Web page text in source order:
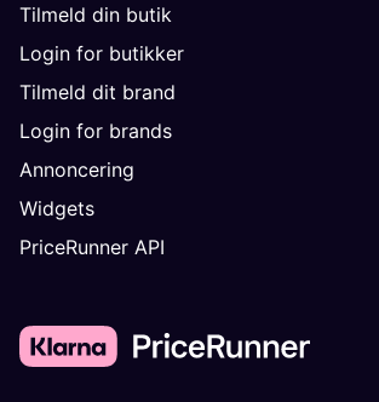
Tilmeld din butik
Login for butikker
Tilmeld dit brand
Login for brands
Annoncering
Widgets
PriceRunner API